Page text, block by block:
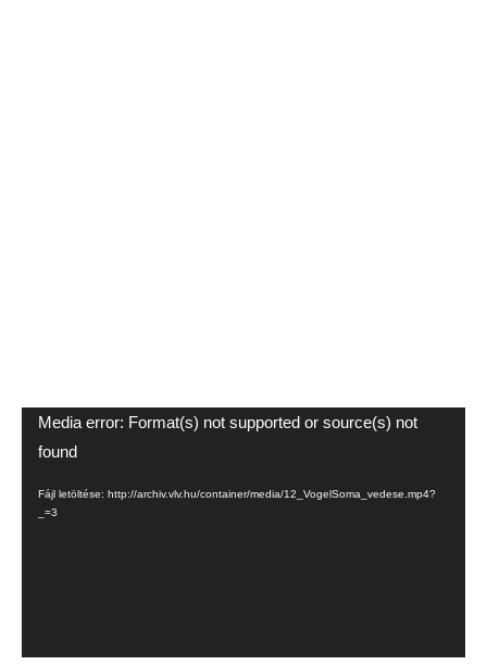
Videólejátszó
Media error: Format(s) not supported or source(s) not
found
Fájl letöltése: http://archiv.vlv.hu/container/media/12_VogelSoma_vedese.mp4?
_=3